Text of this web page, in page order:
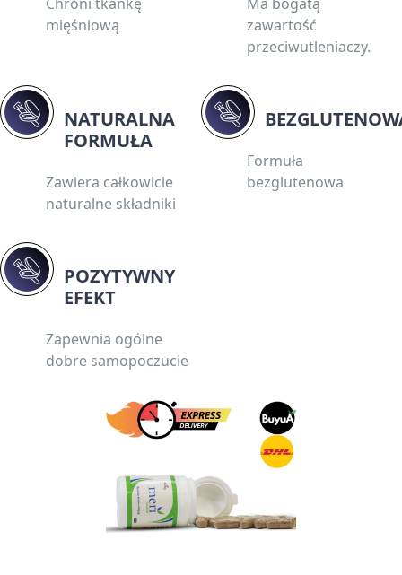
mięśniową
zawartość
przeciwutleniaczy.
NATURALNA
FORMUŁA
Zawiera całkowicie
naturalne składniki
Formuła
bezglutenowa
POZYTYWNY
EFEKT
Zapewnia ogólne
dobre samopoczucie